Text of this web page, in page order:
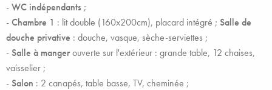
-WC indépendants ;
-Chambre 1 : lit double (160x200cm), placard intégré ; Salle de
douche privative : douche, vasque, sèche-serviettes ;
-Salle à mangerouverte sur l'extérieur : grande table, 12 chaises,
vaisselier ;
-Salon : 2 canapés, table basse, TV, cheminée ;